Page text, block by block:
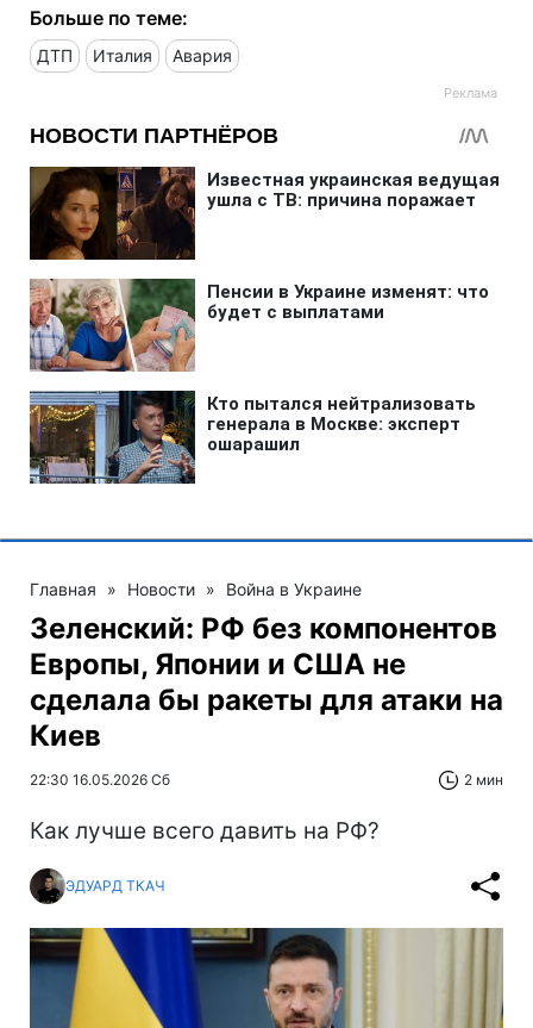
Больше по теме:
ДТП Италия Авария
Главная » Новости » Война в Украине
Зеленский: РФ без компонентов
Европы, Японии и США не
сделала бы ракеты для атаки на
Киев
22:30 16.05.2026 Сб 2 мин
Как лучше всего давить на РФ?
ЭДУАРД ТКАЧ